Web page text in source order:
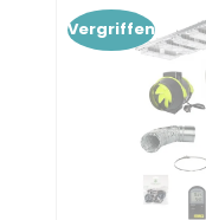
Vergriffen